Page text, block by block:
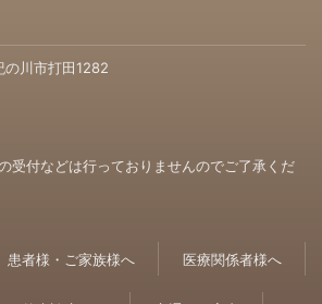
川市打田1282
受付などは行っておりませんのでご了承くだ
患者様・ご家族様へ 医療関係者様へ